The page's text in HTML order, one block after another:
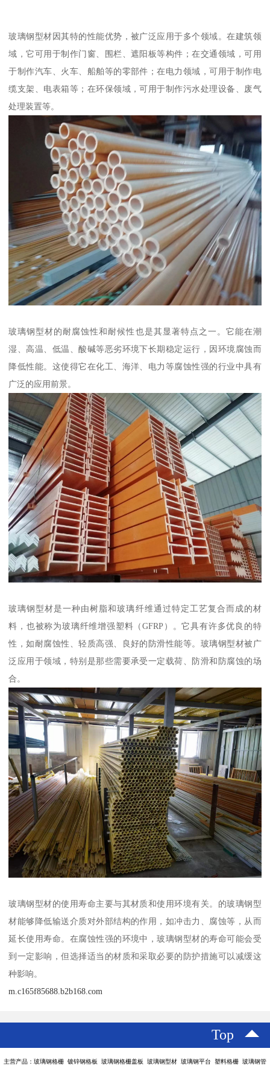
玻璃钢型材因其特的性能优势，被广泛应用于多个领域。在建筑领
域，它可用于制作门窗、围栏、遮阳板等构件；在交通领域，可用
于制作汽车、火车、船舶等的零部件；在电力领域，可用于制作电
缆支架、电表箱等；在环保领域，可用于制作污水处理设备、废气
处理装置等。
玻璃钢型材的耐腐蚀性和耐候性也是其显著特点之一。它能在潮
湿、高温、低温、酸碱等恶劣环境下长期稳定运行，因环境腐蚀而
降低性能。这使得它在化工、海洋、电力等腐蚀性强的行业中具有
广泛的应用前景。
玻璃钢型材是一种由树脂和玻璃纤维通过特定工艺复合而成的材
料，也被称为玻璃纤维增强塑料（GFRP）。它具有许多优良的特
性，如耐腐蚀性、轻质高强、良好的防滑性能等。玻璃钢型材被广
泛应用于领域，特别是那些需要承受一定载荷、防滑和防腐蚀的场
合。
玻璃钢型材的使用寿命主要与其材质和使用环境有关。的玻璃钢型
材能够降低输送介质对外部结构的作用，如冲击力、腐蚀等，从而
延长使用寿命。在腐蚀性强的环境中，玻璃钢型材的寿命可能会受
到一定影响，但选择适当的材质和采取必要的防护措施可以减缓这
种影响。
m.c165f85688.b2b168.com
Top
主营产品：玻璃钢格栅 镀锌钢格板 玻璃钢格栅盖板 玻璃钢型材 玻璃钢平台 塑料格栅 玻璃钢管